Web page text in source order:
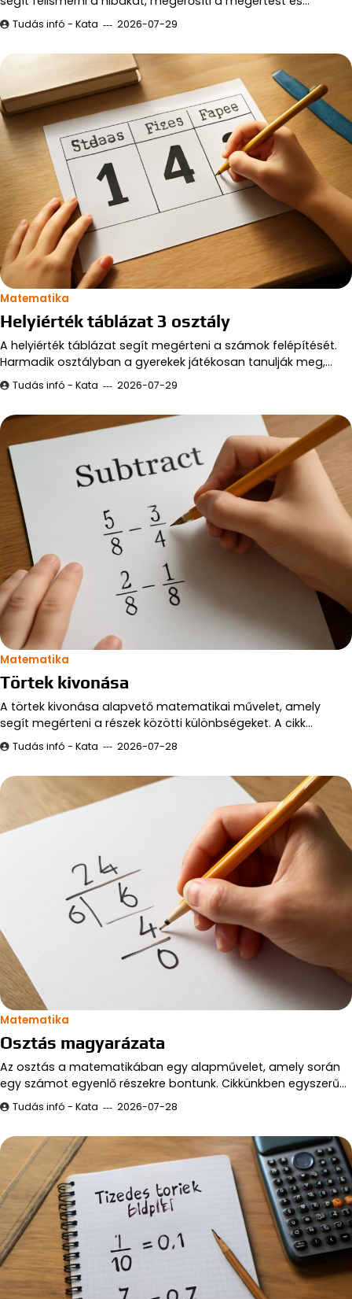
Tudás infó - Kata 2026-07-29
Matematika
Helyiérték táblázat 3 osztály
A helyiérték táblázat segít megérteni a számok felépítését.
Harmadik osztályban a gyerekek játékosan tanulják meg,…
Tudás infó - Kata 2026-07-29
Matematika
Törtek kivonása
A törtek kivonása alapvető matematikai művelet, amely
segít megérteni a részek közötti különbségeket. A cikk…
Tudás infó - Kata 2026-07-28
Matematika
Osztás magyarázata
Az osztás a matematikában egy alapművelet, amely során
egy számot egyenlő részekre bontunk. Cikkünkben egyszerű…
Tudás infó - Kata 2026-07-28